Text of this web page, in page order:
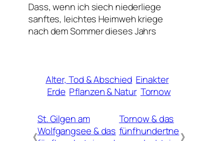
Dass, wenn ich siech niederliege
sanftes, leichtes Heimweh kriege
nach dem Sommer dieses Jahrs
Alter, Tod & Abschied Einakter
Erde Pflanzen & Natur Tornow
《
St. Gilgen am
Wolfgangsee & das
Tornow & das
fünfhundertne》